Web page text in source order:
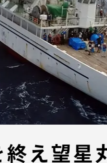
え望星
ットライブラ
ト案内（資料
ス
海
キ